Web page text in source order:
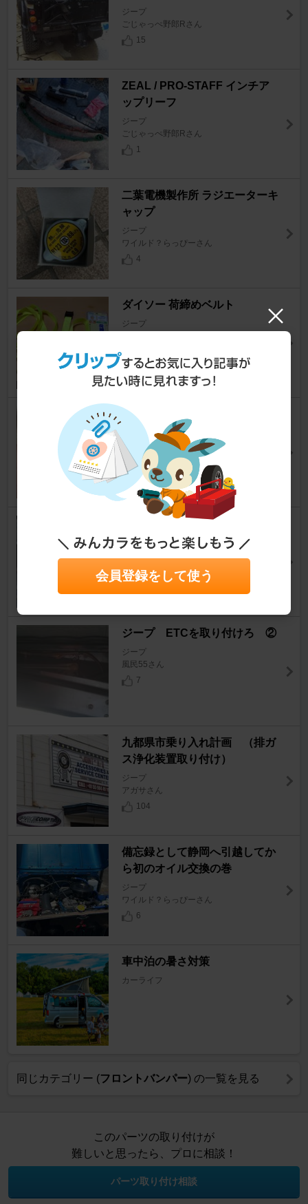
ジープ
ごじゃっぺ野郎Rさん
15
ZEAL / PRO-STAFF インチア
ップリーフ
ジープ
ごじゃっぺ野郎Rさん
1
二葉電機製作所 ラジエーターキ
ャップ
ジープ
ワイルド？らっぴーさん
4
ダイソー 荷締めベルト
ジープ
DENSO ウォッシャーポンプ
ジープ
ワイルド？らっぴーさん
3
三菱自動車(純正) クラッチハウ
ジングカバー
ジープ
ゲットー グルーヴさん
ジープ ETCを取り付けろ ②
ジープ
風民55さん
7
九都県市乗り入れ計画 （排ガ
ス浄化装置取り付け）
ジープ
アガサさん
104
備忘録として静岡へ引越してか
ら初のオイル交換の巻
ジープ
ワイルド？らっぴーさん
6
車中泊の暑さ対策
カーライフ
同じカテゴリー (フロントバンパー) の一覧を見る
このパーツの取り付けが
難しいと思ったら、プロに相談！
パーツ取り付け相談
会員登録をして使う